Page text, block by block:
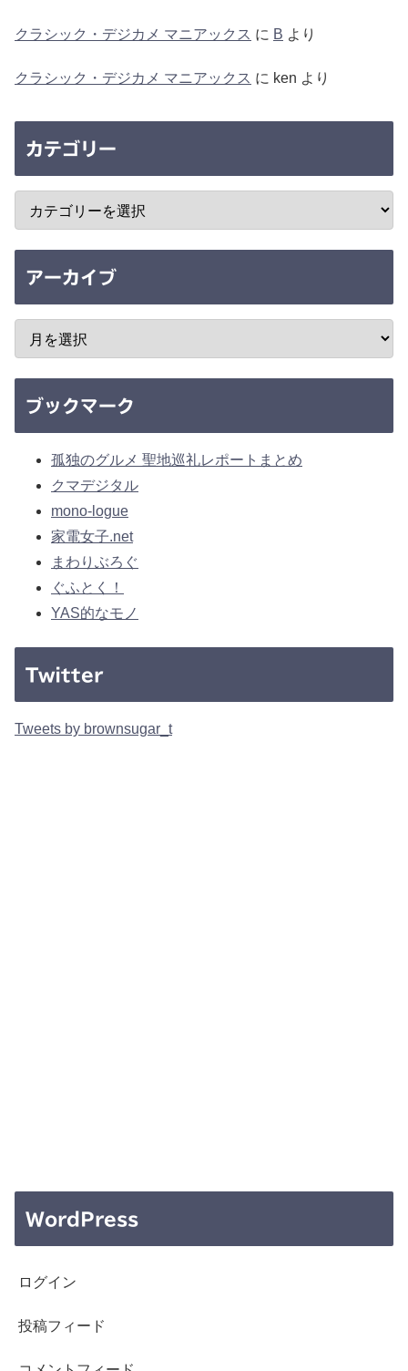
クラシック・デジカメ マニアックス に B より
クラシック・デジカメ マニアックス に ken より
カテゴリー
アーカイブ
ブックマーク
孤独のグルメ 聖地巡礼レポートまとめ
クマデジタル
mono-logue
家電女子.net
まわりぶろぐ
ぐふとく！
YAS的なモノ
Twitter
Tweets by brownsugar_t
WordPress
ログイン
投稿フィード